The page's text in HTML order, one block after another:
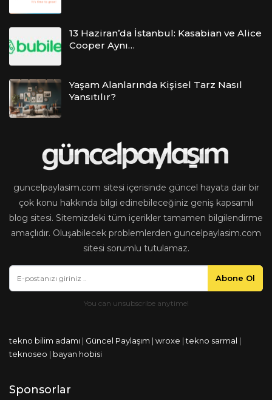
13 Haziran’da İstanbul: Kasabian ve Alice
Cooper Aynı…
Yaşam Alanlarında Kişisel Tarz Nasıl
Yansıtılır?
guncelpaylasim.com sitesi içerisinde güncel hayata dair bir
çok konu hakkında bilgi edinebileceğiniz geniş kapsamlı
blog sitesi. Sitemizdeki tüm içerikler tamamen bilgilendirme
amaçlıdır. Oluşabilecek problemlerden guncelpaylasim.com
sitesi sorumlu tutulamaz.
Abone Ol
tekno bilim adamı | Güncel Paylaşım | wroxe |tekno sarmal |
teknoseo | bayan hobisi
Sponsorlar